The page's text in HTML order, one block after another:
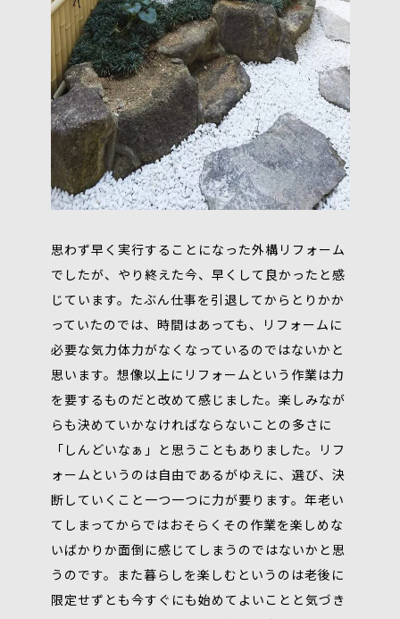
思わず早く実行することになった外構リフォーム
でしたが、やり終えた今、早くして良かったと感
じています。たぶん仕事を引退してからとりかか
っていたのでは、時間はあっても、リフォームに
必要な気力体力がなくなっているのではないかと
思います。想像以上にリフォームという作業は力
を要するものだと改めて感じました。楽しみなが
らも決めていかなければならないことの多さに
「しんどいなぁ」と思うこともありました。リフ
ォームというのは自由であるがゆえに、選び、決
断していくこと一つ一つに力が要ります。年老い
てしまってからではおそらくその作業を楽しめな
いばかりか面倒に感じてしまうのではないかと思
うのです。また暮らしを楽しむというのは老後に
限定せずとも今すぐにも始めてよいことと気づき